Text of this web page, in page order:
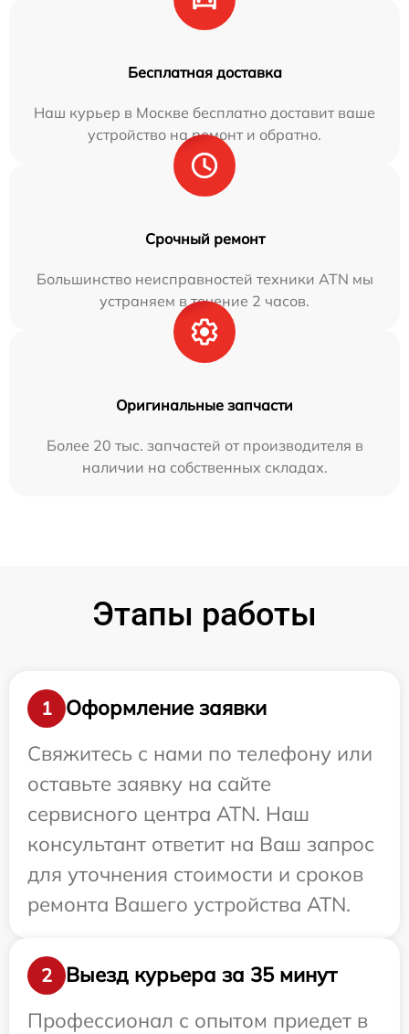
Бесплатная доставка
Наш курьер в Москве бесплатно доставит ваше
устройство на ремонт и обратно.
Срочный ремонт
Большинство неисправностей техники ATN мы
устраняем в течение 2 часов.
Оригинальные запчасти
Более 20 тыс. запчастей от производителя в
наличии на собственных складах.
Этапы работы
1
Оформление заявки
Свяжитесь с нами по телефону или
оставьте заявку на сайте
сервисного центра ATN. Наш
консультант ответит на Ваш запрос
для уточнения стоимости и сроков
ремонта Вашего устройства ATN.
2
Выезд курьера за 35 минут
Профессионал с опытом приедет в